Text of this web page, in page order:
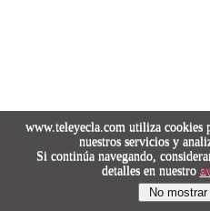
www.teleyecla.com utiliza cookies
nuestros servicios y
Si continúa navegando,
detalles en nuestro